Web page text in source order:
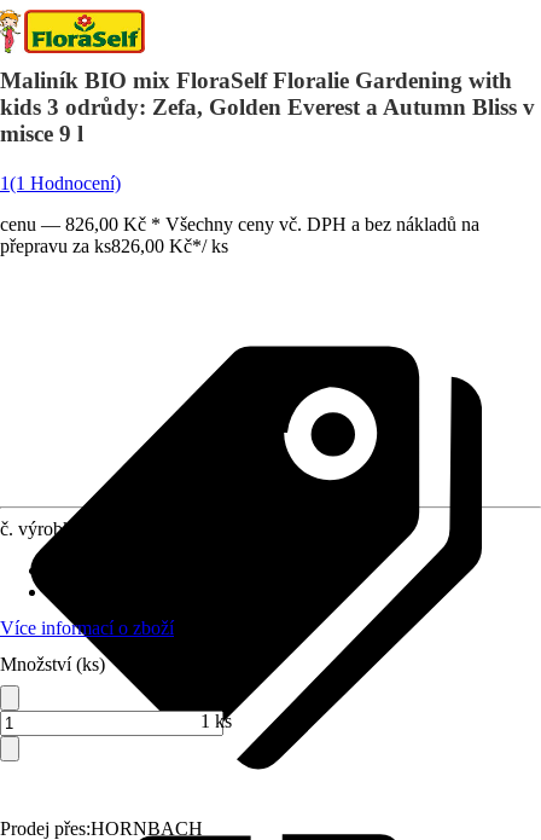
Maliník BIO mix FloraSelf Floralie Gardening with
kids 3 odrůdy: Zefa, Golden Everest a Autumn Bliss v
misce 9 l
1(1 Hodnocení)
cenu — 826,00 Kč * Všechny ceny vč. DPH a bez nákladů na
přepravu za ks826,00 Kč*/ ks
Prodej přes:HORNBACH
č. výrobku
Více informací o zboží
Množství (ks)
1 ks